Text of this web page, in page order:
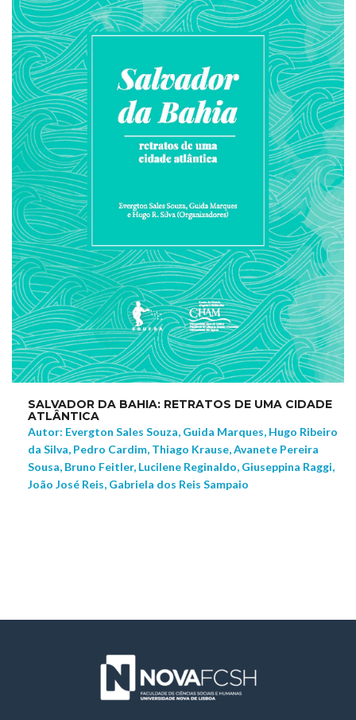
SALVADOR DA BAHIA: RETRATOS DE UMA CIDADE
ATLÂNTICA
Autor: Evergton Sales Souza, Guida Marques, Hugo Ribeiro
da Silva, Pedro Cardim, Thiago Krause, Avanete Pereira
Sousa, Bruno Feitler, Lucilene Reginaldo, Giuseppina Raggi,
João José Reis, Gabriela dos Reis Sampaio